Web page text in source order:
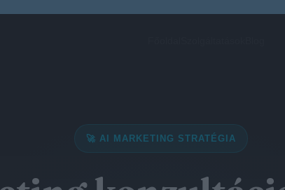
🚀 AI MARKETING STRATÉGIA